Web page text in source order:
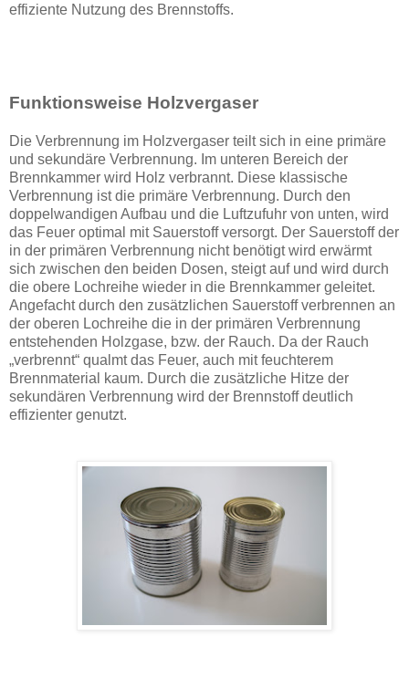
effiziente Nutzung des Brennstoffs.
Funktionsweise Holzvergaser
Die Verbrennung im Holzvergaser teilt sich in eine primäre
und sekundäre Verbrennung. Im unteren Bereich der
Brennkammer wird Holz verbrannt. Diese klassische
Verbrennung ist die primäre Verbrennung. Durch den
doppelwandigen Aufbau und die Luftzufuhr von unten, wird
das Feuer optimal mit Sauerstoff versorgt. Der Sauerstoff der
in der primären Verbrennung nicht benötigt wird erwärmt
sich zwischen den beiden Dosen, steigt auf und wird durch
die obere Lochreihe wieder in die Brennkammer geleitet.
Angefacht durch den zusätzlichen Sauerstoff verbrennen an
der oberen Lochreihe die in der primären Verbrennung
entstehenden Holzgase, bzw. der Rauch. Da der Rauch
„verbrennt“ qualmt das Feuer, auch mit feuchterem
Brennmaterial kaum. Durch die zusätzliche Hitze der
sekundären Verbrennung wird der Brennstoff deutlich
effizienter genutzt.